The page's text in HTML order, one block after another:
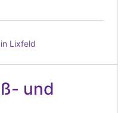
Lixfeld
und